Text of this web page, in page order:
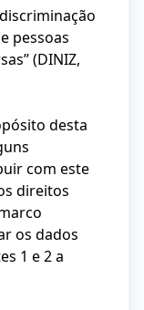
pessoas
(DINIZ,
desta
com este
direitos
os dados
1 e 2 a